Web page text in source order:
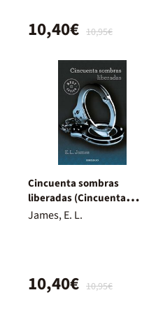
10,95€
10,40€
Cincuenta sombras
liberadas (Cincuenta
sombras 3)
James, E. L.
10,95€
10,40€